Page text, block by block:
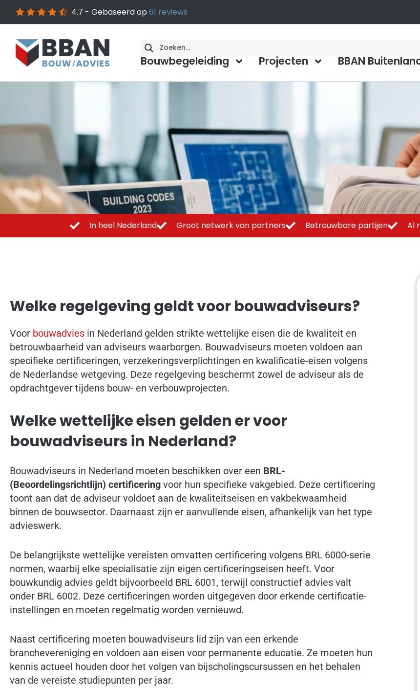
4.7 - Gebaseerd op 61 reviews
Bouwbegeleiding Projecten BBAN
In heel Nederland Groot netwerk van partners Betrouwbare partijen Al
Welke regelgeving geldt voor bouwadviseurs?
Voor bouwadvies in Nederland gelden strikte wettelijke eisen die de kwaliteit en
betrouwbaarheid van adviseurs waarborgen. Bouwadviseurs moeten voldoen aan
specifieke certificeringen, verzekeringsverplichtingen en kwalificatie-eisen volgens
de Nederlandse wetgeving. Deze regelgeving beschermt zowel de adviseur als de
opdrachtgever tijdens bouw- en verbouwprojecten.
Welke wettelijke eisen gelden er voor
bouwadviseurs in Nederland?
Bouwadviseurs in Nederland moeten beschikken over een BRL-
(Beoordelingsrichtlijn) certificering voor hun specifieke vakgebied. Deze certificering
toont aan dat de adviseur voldoet aan de kwaliteitseisen en vakbekwaamheid
binnen de bouwsector. Daarnaast zijn er aanvullende eisen, afhankelijk van het type
advieswerk.
De belangrijkste wettelijke vereisten omvatten certificering volgens BRL 6000-serie
normen, waarbij elke specialisatie zijn eigen certificeringseisen heeft. Voor
bouwkundig advies geldt bijvoorbeeld BRL 6001, terwijl constructief advies valt
onder BRL 6002. Deze certificeringen worden uitgegeven door erkende certificatie-
instellingen en moeten regelmatig worden vernieuwd.
Naast certificering moeten bouwadviseurs lid zijn van een erkende
branchevereniging en voldoen aan eisen voor permanente educatie. Ze moeten hun
kennis actueel houden door het volgen van bijscholingscursussen en het behalen
van de vereiste studiepunten per jaar.